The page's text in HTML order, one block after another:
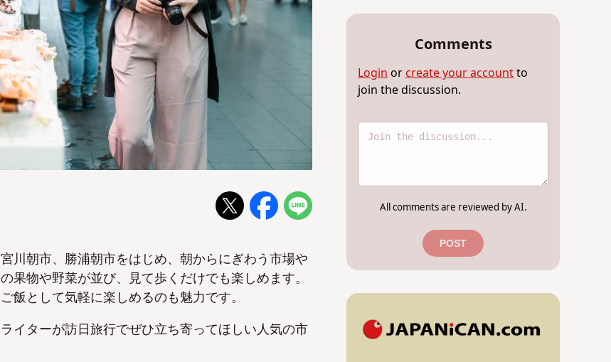
川朝市、勝浦朝市をはじめ、朝からにぎわう市場や
物や野菜が並び、見て歩くだけでも楽しめます。
飯として気軽に楽しめるのも魅力です。
イターが訪日旅行でぜひ立ち寄ってほしい人気の市
Comments
Login or create your accountto
join the discussion.
All comments are reviewed by AI.
POST